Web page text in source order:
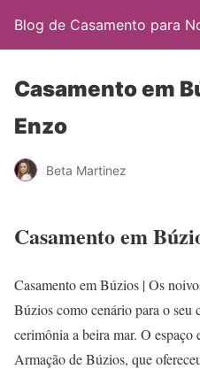
Blog de Casamento para
Casamento em
Enzo
Beta Martinez
Casamento em
Casamento em Búzios | Os
Búzios como cenário para o seu
cerimônia a beira mar. O
Armação de Búzios, que